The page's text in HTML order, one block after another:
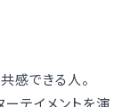
感できる人。
テイメントを演